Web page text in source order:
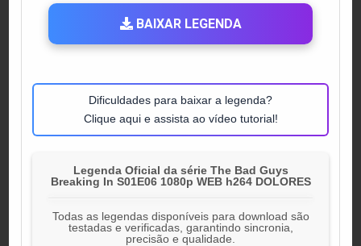
BAIXAR LEGENDA
Dificuldades para baixar a legenda?
Clique aqui e assista ao vídeo tutorial!
Legenda Oficial da série The Bad Guys
Breaking In S01E06 1080p WEB h264 DOLORES
Todas as legendas disponíveis para download são
testadas e verificadas, garantindo sincronia,
precisão e qualidade.